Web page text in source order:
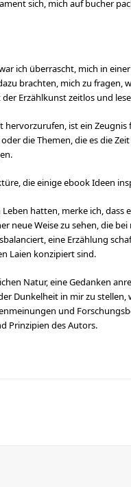
sich, mich auf bucher
ich überrascht, mich in
brachten, mich zu fragen,
Erzählkunst zeitlos und
hervorzurufen, ist ein
die Themen, die es die
die einige ebook Ideen
hatten, merke ich, dass
Weise zu sehen, die
eine Erzählung
Laien konzipiert sind.
Natur, eine Gedanken
Dunkelheit in mir zu stellen,
und
Prinzipien des Autors.